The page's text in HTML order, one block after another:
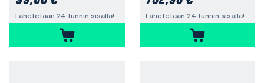
Lähetetään 24 tunnin sisällä! Lähetetään 24 tunnin sisällä!